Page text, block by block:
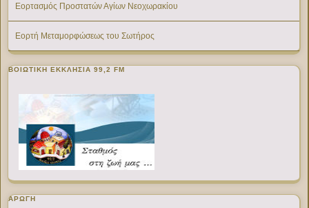
Εορτασμός Προστατών Αγίων Νεοχωρακίου
Εορτή Μεταμορφώσεως του Σωτήρος
ΒΟΙΩΤΙΚΉ ΕΚΚΛΗΣΊΑ 99,2 FM
ΑΡΩΓΗ